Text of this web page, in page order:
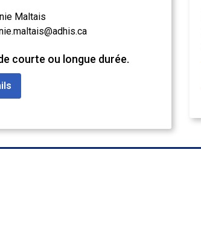
Maltais
courte ou longue durée.